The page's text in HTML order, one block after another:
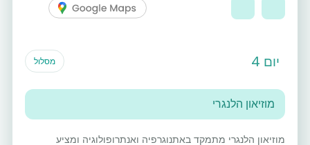
יום 4 מסלול
מוזיאון הלנגרי
מוזיאון הלנגרי מתמקד באתנוגרפיה ואנתרופולוגיה ומציע